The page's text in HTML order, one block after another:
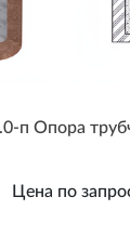
п Опора
Цена по